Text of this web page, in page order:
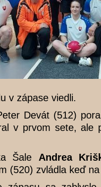
v zápase viedli.
Devát (512)
v prvom sete, ale
Šale Andrea
(520) zvládla keď